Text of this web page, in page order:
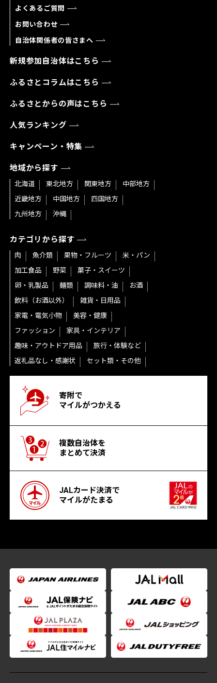
よくあるご質問
お問い合わせ
自治体関係者の皆さまへ
新規参加自治体はこちら
ふるさとコラムはこちら
ふるさとからの声はこちら
人気ランキング
キャンペーン・特集
地域から探す
北海道 東北地方 関東地方
中部地方
近畿地方
中国地方
四国地方
九州地方
沖縄
カテゴリから探す
肉 魚介類 果物・フルーツ
米・パン
加工食品
野菜
菓子・スイーツ
卵・乳製品
麺類 調味料・油
お酒
飲料（お酒以外）
雑貨・日用品
家電・電気小物
美容・健康
ファッション
家具・インテリア
趣味・アウトドア用品
旅行・体験など
返礼品なし・感謝状
セット類・その他
寄附で
マイルがつかえる
複数自治体を
まとめて決済
JALカード決済で
マイルがたまる